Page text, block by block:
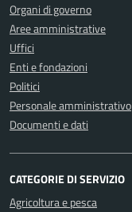
Organi di governo
Aree amministrative
Uffici
Enti e fondazioni
Politici
Personale amministrativo
Documenti e dati
CATEGORIE DI SERVIZIO
Agricoltura e pesca